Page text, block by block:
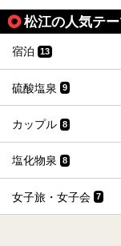
松江の人気テ
宿泊 13
硫酸塩泉 9
カップル 8
塩化物泉 8
女子旅・女子会 7